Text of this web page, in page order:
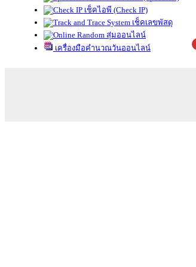
เช็คไอพี (Check IP)
เช็คเลขพัสดุ
สุ่มออนไลน์
เครื่องมือคำนวณวันออนไลน์